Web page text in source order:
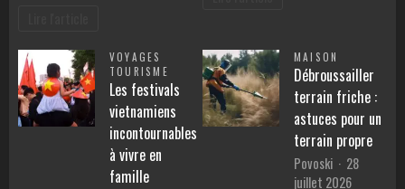
VOYAGES
TOURISME
Les festivals
vietnamiens
incontournables
à vivre en
famille
MAISON
Débroussailler
terrain friche :
astuces pour un
terrain propre
Povoski
28
juillet 2026